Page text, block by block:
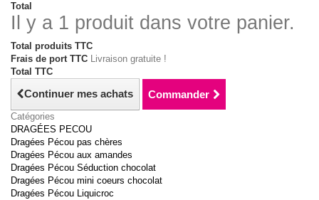
Total
Il y a 1 produit dans votre panier.
Total produits TTC
Frais de port TTC Livraison gratuite !
Total TTC
Continuer mes achats Commander
Catégories
DRAGÉES PECOU
Dragées Pécou pas chères
Dragées Pécou aux amandes
Dragées Pécou Séduction chocolat
Dragées Pécou mini coeurs chocolat
Dragées Pécou Liquicroc